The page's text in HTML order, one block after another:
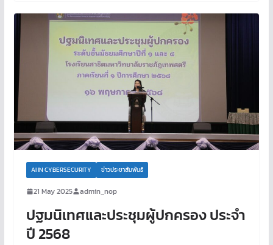
AI IN CYBERSECURITY ข่าวประชาสัมพันธ์
21 May 2025 admin_nop
ปฐมนิเทศและประชุมผู้ปกครอง ประจำ
ปี 2568